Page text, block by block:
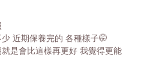
近期保養完的 各種樣子🤭
是會比這樣再更好 我覺得更能